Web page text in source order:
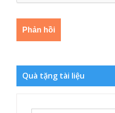
Quà tặng tài liệu